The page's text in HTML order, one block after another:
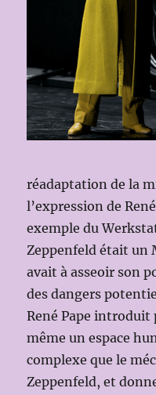
réadaptation de la
l’expression de
exemple du
Zeppenfeld était un
avait à asseoir son
des dangers
René Pape
même un espace
complexe que le
Zeppenfeld, et